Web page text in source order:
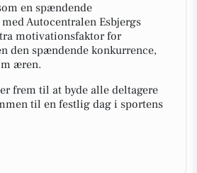
en spændende
Autocentralen Esbjergs
motivationsfaktor for
den spændende konkurrence,
æren.
frem til at byde alle deltagere
til en festlig dag i sportens